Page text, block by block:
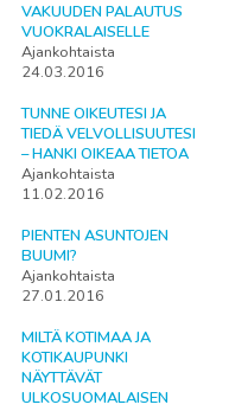
VAKUUDEN PALAUTUS
VUOKRALAISELLE
Ajankohtaista
24.03.2016
TUNNE OIKEUTESI JA
TIEDÄ VELVOLLISUUTESI
– HANKI OIKEAA TIETOA
Ajankohtaista
11.02.2016
PIENTEN ASUNTOJEN
BUUMI?
Ajankohtaista
27.01.2016
MILTÄ KOTIMAA JA
KOTIKAUPUNKI
NÄYTTÄVÄT
ULKOSUOMALAISEN